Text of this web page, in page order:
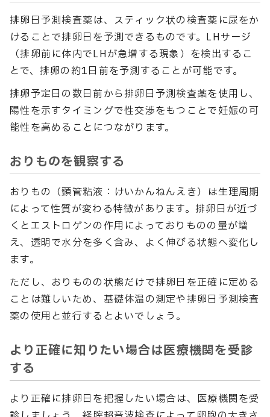
排卵日予測検査薬は、スティック状の検査薬に尿をか
けることで排卵日を予測できるものです。LHサージ
（排卵前に体内でLHが急増する現象）を検出するこ
とで、排卵の約1日前を予測することが可能です。
排卵予定日の数日前から排卵日予測検査薬を使用し、
陽性を示すタイミングで性交渉をもつことで妊娠の可
能性を高めることにつながります。
おりものを観察する
おりもの（頸管粘液：けいかんねんえき）は生理周期
によって性質が変わる特徴があります。排卵日が近づ
くとエストロゲンの作用によっておりものの量が増
え、透明で水分を多く含み、よく伸びる状態へ変化し
ます。
ただし、おりものの状態だけで排卵日を正確に定める
ことは難しいため、基礎体温の測定や排卵日予測検査
薬の使用と並行するとよいでしょう。
より正確に知りたい場合は医療機関を受診
する
より正確に排卵日を把握したい場合は、医療機関を受